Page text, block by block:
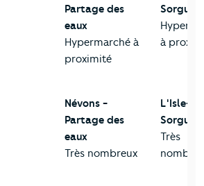
Partage des
eaux
Hypermarché à
proximité
Sorgue
à
Névons -
Partage des
eaux
Très nombreux
L'Isle-
Sorgue
Très